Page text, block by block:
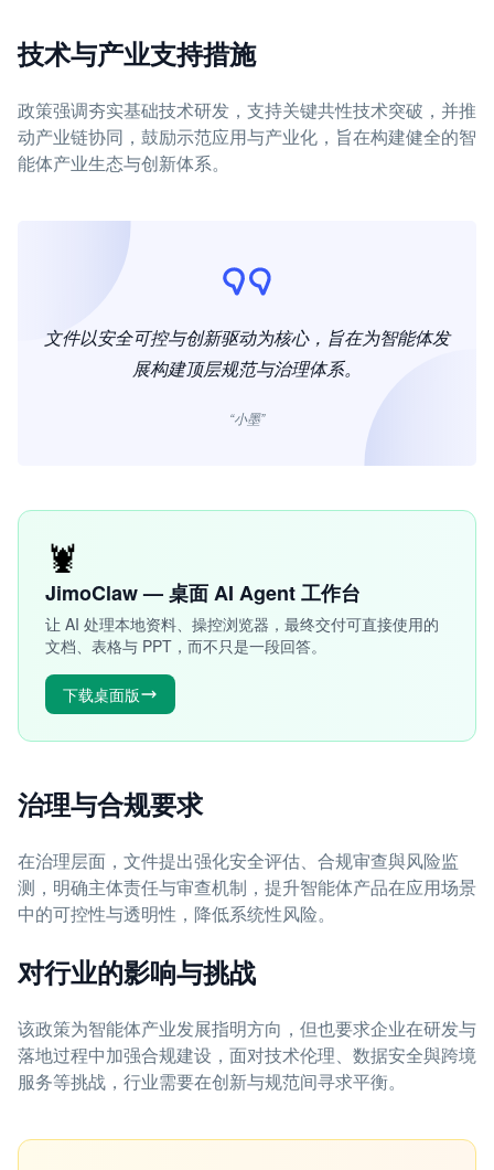
技术与产业支持措施
政策强调夯实基础技术研发，支持关键共性技术突破，并推
动产业链协同，鼓励示范应用与产业化，旨在构建健全的智
能体产业生态与创新体系。
文件以安全可控与创新驱动为核心，旨在为智能体发
展构建顶层规范与治理体系。
“小墨”
🦞
JimoClaw — 桌面 AI Agent 工作台
让 AI 处理本地资料、操控浏览器，最终交付可直接使用的
文档、表格与 PPT，而不只是一段回答。
下载桌面版
治理与合规要求
在治理层面，文件提出强化安全评估、合规审查與风险监
测，明确主体责任与审查机制，提升智能体产品在应用场景
中的可控性与透明性，降低系统性风险。
对行业的影响与挑战
该政策为智能体产业发展指明方向，但也要求企业在研发与
落地过程中加强合规建设，面对技术伦理、数据安全與跨境
服务等挑战，行业需要在创新与规范间寻求平衡。